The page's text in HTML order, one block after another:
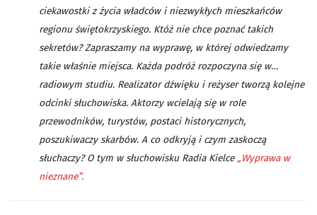
ciekawostki z życia władców i niezwykłych mieszkańców
regionu świętokrzyskiego. Któż nie chce poznać takich
sekretów? Zapraszamy na wyprawę, w której odwiedzamy
takie właśnie miejsca. Każda podróż rozpoczyna się w…
radiowym studiu. Realizator dźwięku i reżyser tworzą kolejne
odcinki słuchowiska. Aktorzy wcielają się w role
przewodników, turystów, postaci historycznych,
poszukiwaczy skarbów. A co odkryją i czym zaskoczą
słuchaczy? O tym w słuchowisku Radia Kielce „Wyprawa w
nieznane”.